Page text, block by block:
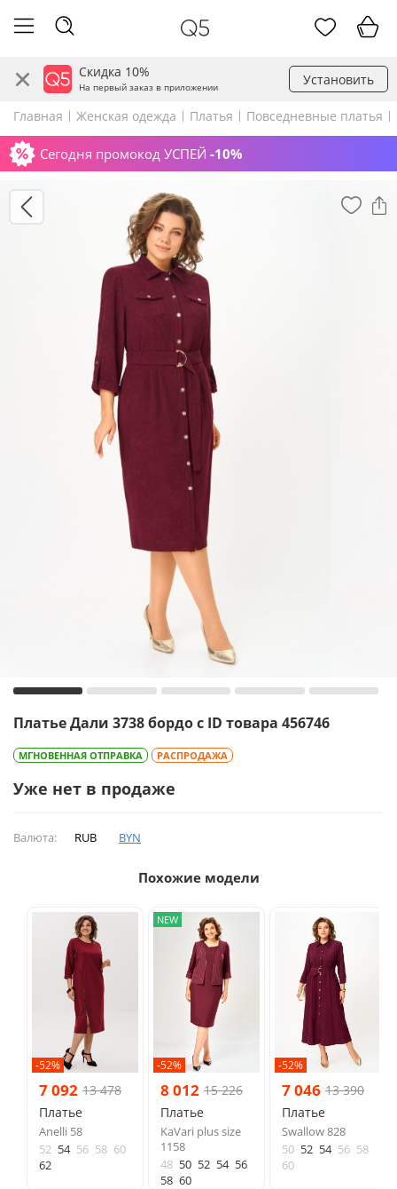
Скидка 10%
На первый заказ в приложении Установить
Главная Женская одежда Платья Повседневные платья
Сегодня промокод УСПЕЙ -10%
Платье Дали 3738 бордо с ID товара 456746
МГНОВЕННАЯ ОТПРАВКА РАСПРОДАЖА
Уже нет в продаже
Валюта: RUB BYN
Похожие модели
-52%
7 092 13 478
Платье
Anelli 58
52 54 56 58 60
62
NEW
-52%
8 012 15 226
Платье
KaVari plus size
1158
48 50 52 54 56
58 60
-52%
7 046 13 390
Платье
Swallow 828
50 52 54 56 58
60